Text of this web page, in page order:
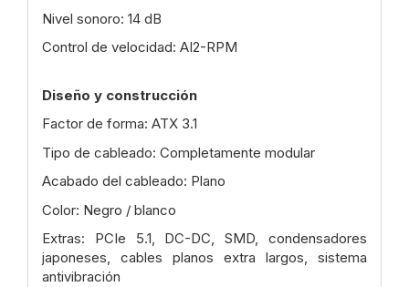
Nivel sonoro: 14 dB
Control de velocidad: AI2-RPM
Diseño y construcción
Factor de forma: ATX 3.1
Tipo de cableado: Completamente modular
Acabado del cableado: Plano
Color: Negro / blanco
Extras: PCIe 5.1, DC-DC, SMD, condensadores
japoneses, cables planos extra largos, sistema
antivibración